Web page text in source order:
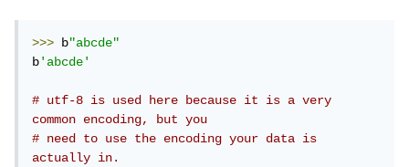
>>> b"abcde"
b'abcde'
# utf-8 is used here because it is a very
common encoding, but you
# need to use the encoding your data is
actually in.